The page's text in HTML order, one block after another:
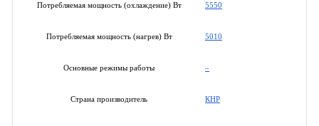
Потребляемая мощность (охлаждение) Вт 5550
Потребляемая мощность (нагрев) Вт 5010
Основные режимы работы –
Страна производитель КНР